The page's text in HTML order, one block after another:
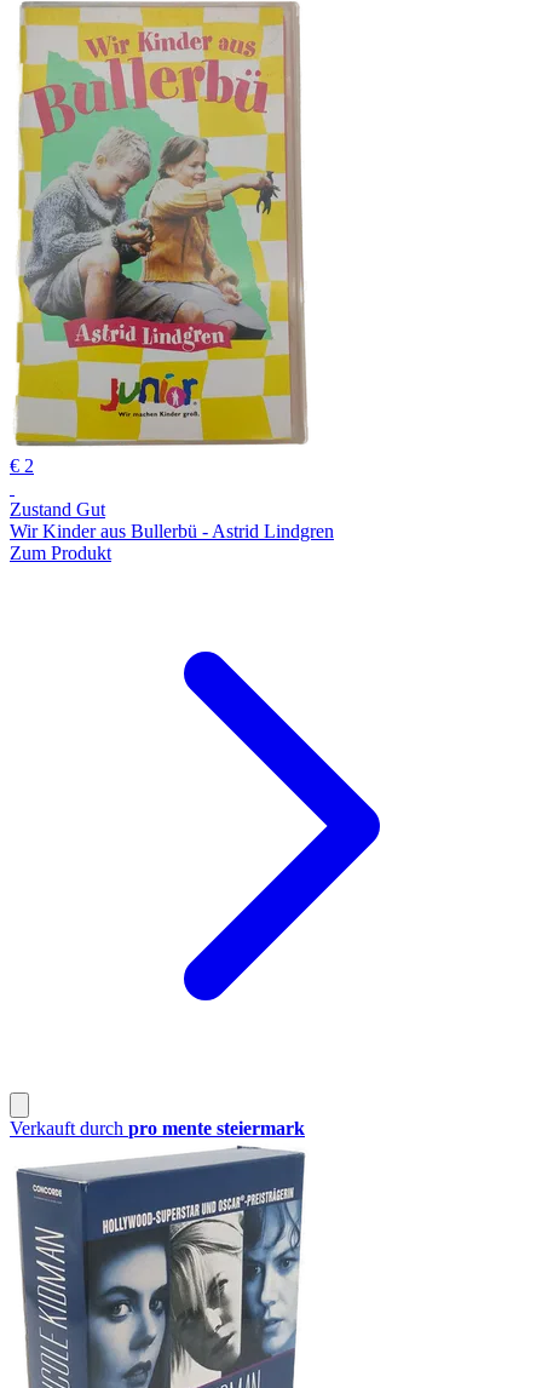
€ 2
Zustand Gut
Wir Kinder aus Bullerbü - Astrid Lindgren
Zum Produkt
Verkauft durch pro mente steiermark